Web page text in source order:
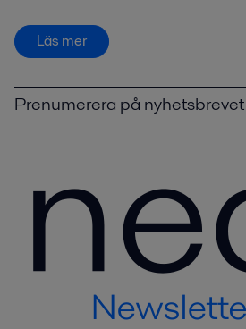
Läs mer
Prenumerera på